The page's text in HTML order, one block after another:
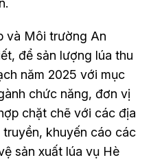
và Môi trường An
để sản lượng lúa thu
năm 2025 với mục
chức năng, đơn vị
chặt chẽ với các địa
khuyến cáo các
sản xuất lúa vụ Hè